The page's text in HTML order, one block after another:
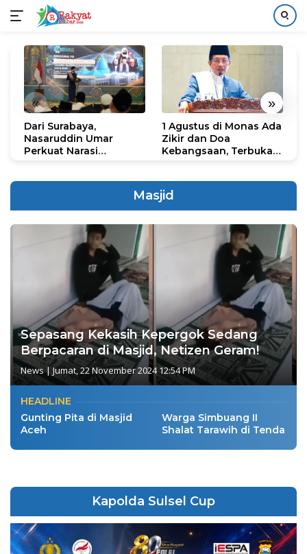
konten
« »
Dari Surabaya,
Nasaruddin Umar
Perkuat Narasi
1 Agustus di Monas Ada
Zikir dan Doa
Kebangsaan, Terbuka
Masjid
Sepasang Kekasih Kepergok Sedang
Berpacaran di Masjid, Netizen Geram!
News|Jumat, 22 November 2024 12:54 PM
HEADLINE
Gunting Pita di Masjid
Aceh
Warga Simbuang II
Shalat Tarawih di Tenda
Kapolda Sulsel Cup